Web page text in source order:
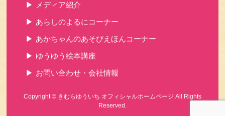
メディア紹介
あらしのよるにコーナー
あかちゃんのあそびえほんコーナー
ゆうゆう絵本講座
お問い合わせ・会社情報
Copyright © きむらゆういち オフィシャルホームページ All Rights
Reserved.